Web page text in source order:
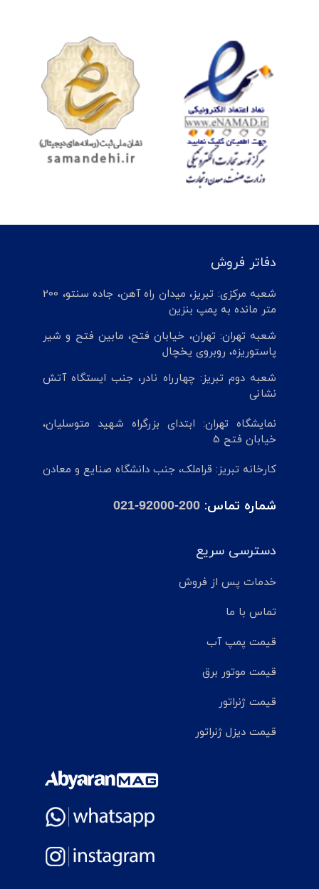
دفاتر فروش
شعبه مرکزی: تبریز، میدان راه آهن، جاده سنتو، 200
متر مانده به پمپ بنزین
شعبه تهران: تهران، خیابان فتح، مابین فتح و شیر
پاستوریزه، روبروی یخچال
شعبه دوم تبریز: چهارراه نادر، جنب ایستگاه آتش
نشانی
نمایشگاه تهران: ابتدای بزرگراه شهید متوسلیان،
خیابان فتح 5
کارخانه تبریز: قراملک، جنب دانشگاه صنایع و معادن
شماره تماس: 021-92000-200
دسترسی سریع
خدمات پس از فروش
تماس با ما
قیمت پمپ آب
قیمت موتور برق
قیمت ژنراتور
قیمت دیزل ژنراتور